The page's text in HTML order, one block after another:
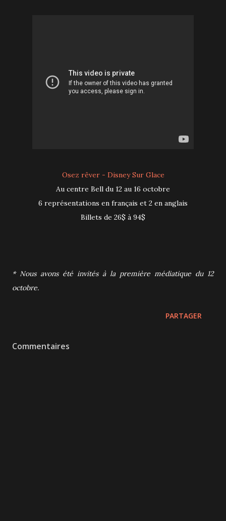
Osez rêver - Disney Sur Glace
Au centre Bell du 12 au 16 octobre
6 représentations en français et 2 en anglais
Billets de 26$ à 94$
* Nous avons été invités à la première médiatique du 12
octobre.
PARTAGER
Commentaires